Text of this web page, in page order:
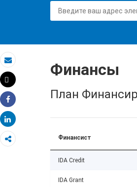
Электронная почта
Распечатать
Tweet
Share
Share
Финансы
План
Финансист
IDA Credit
IDA Grant